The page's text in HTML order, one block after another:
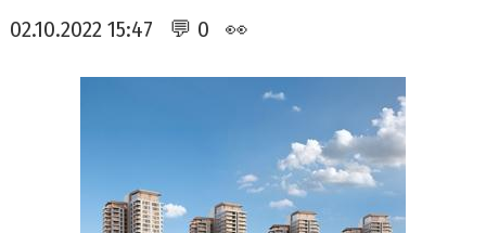
02.10.2022 15:47 💬 0 👀